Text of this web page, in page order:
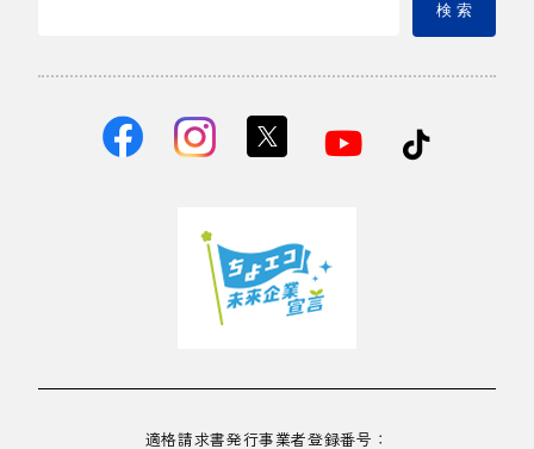
検 索
適格請求書発行事業者登録番号：